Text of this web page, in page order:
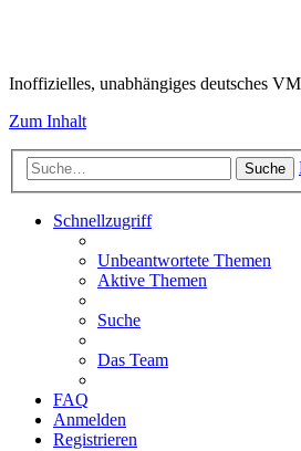
Inoffizielles, unabhängiges deutsches
Zum Inhalt
Suche
Schnellzugriff
Unbeantwortete Themen
Aktive Themen
Suche
Das Team
FAQ
Anmelden
Registrieren